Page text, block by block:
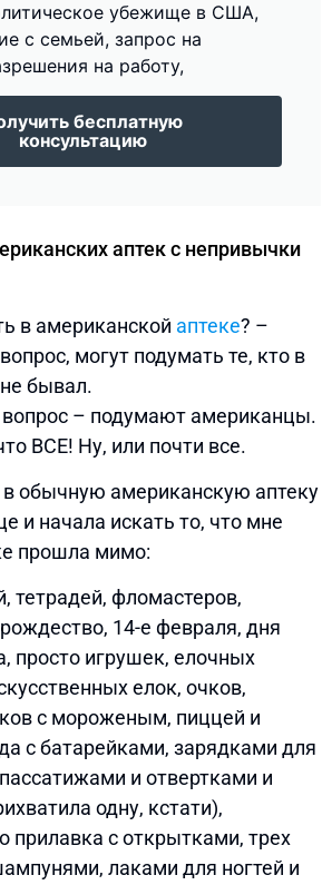
убежище в США,
с семьей, запрос на
на работу,
бесплатную
консультацию
аптек с непривычки
в американской аптеке? –
могут подумать те, кто в
бывал.
– подумают американцы.
ВСЕ! Ну, или почти все.
обычную американскую аптеку
и начала искать то, что мне
прошла мимо:
тетрадей, фломастеров,
14-е февраля, дня
просто игрушек, елочных
елок, очков,
с мороженым, пиццей и
с батарейками, зарядками для
и отвертками и
одну, кстати),
прилавка с открытками, трех
лаками для ногтей и